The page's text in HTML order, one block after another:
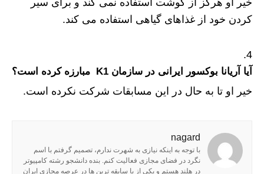
خیر او هرگز از گوشت استفاده نمی کند و برای سیر
کردن خود از غذاهای گیاهی استفاده می کند.
آیا آریانا بوکسور ایرانی در سازمان K1 مبارزه کرده است؟
خیر او تا به حال در این مسابقات شرکت نکرده است.
nagard
با توجه به اینکه نیازی به شهرت ندارم، تصمیم گرفتم با اسم
نگرد در فضای مجازی فعالیت کنم. بنده دانشجو رشته کامپیوتر
در هلند هستم و یکی از با سابقه ترین ها در عرصه مجازی ایران